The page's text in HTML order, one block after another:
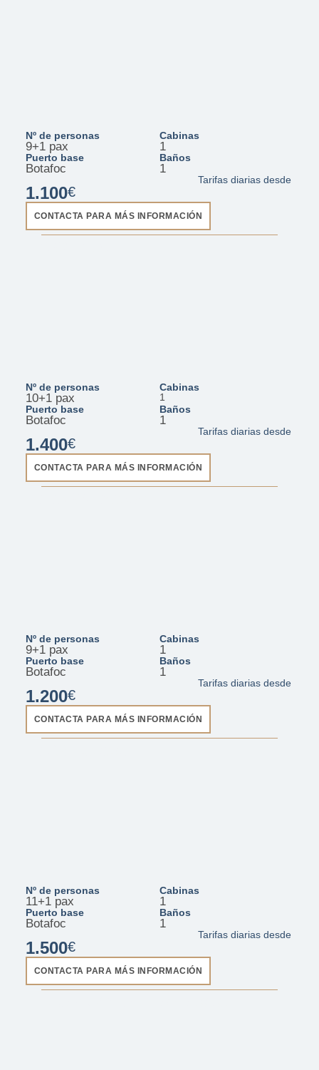
Nº de personas
9+1 pax
Cabinas
1
Puerto base
Botafoc
Baños
1
Tarifas diarias desde
1.100€
CONTACTA PARA MÁS INFORMACIÓN
Nº de personas
10+1 pax
Cabinas
1
Puerto base
Botafoc
Baños
1
Tarifas diarias desde
1.400€
CONTACTA PARA MÁS INFORMACIÓN
Nº de personas
9+1 pax
Cabinas
1
Puerto base
Botafoc
Baños
1
Tarifas diarias desde
1.200€
CONTACTA PARA MÁS INFORMACIÓN
Nº de personas
11+1 pax
Cabinas
1
Puerto base
Botafoc
Baños
1
Tarifas diarias desde
1.500€
CONTACTA PARA MÁS INFORMACIÓN